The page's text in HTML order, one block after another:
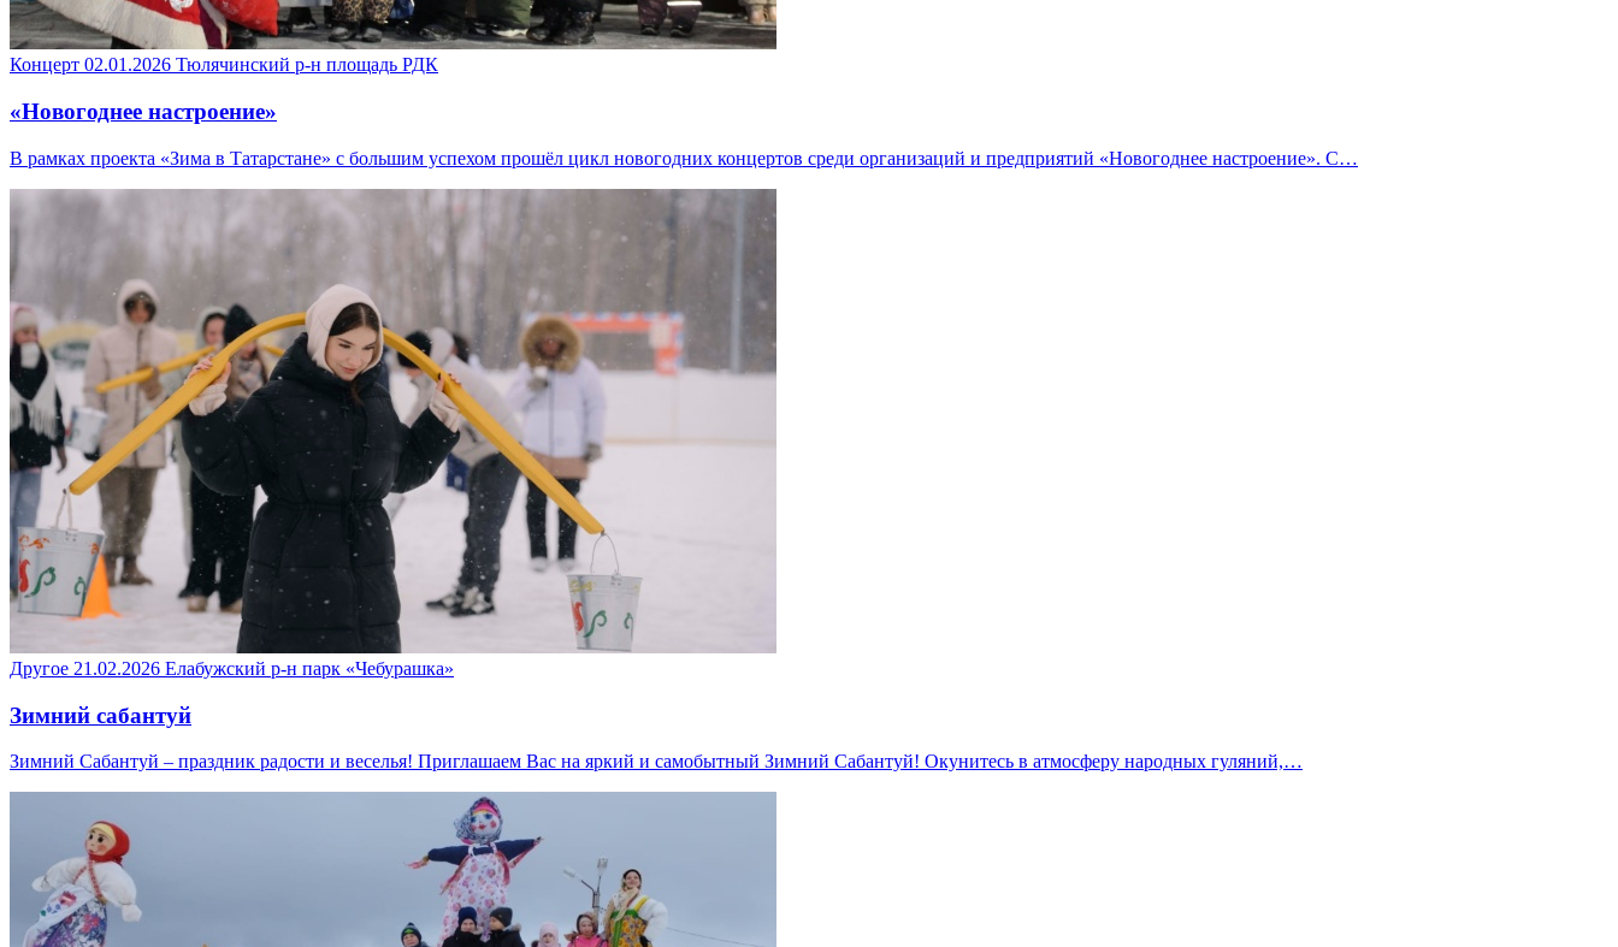
Концерт 02.01.2026 Тюлячинский р-н площадь РДК
«Новогоднее настроение»
В рамках проекта «Зима в Татарстане» с большим успехом прошёл цикл новогодних концертов среди организаций и предприятий «Новогоднее настроение». С…
Другое 21.02.2026 Елабужский р-н парк «Чебурашка»
Зимний сабантуй
Зимний Сабантуй – праздник радости и веселья! Приглашаем Вас на яркий и самобытный Зимний Сабантуй! Окунитесь в атмосферу народных гуляний,…